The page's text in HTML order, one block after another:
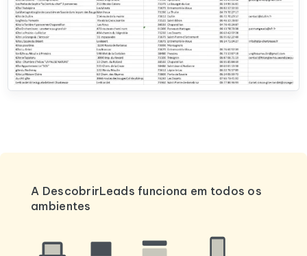
A DescobrirLeads funciona em todos os
ambientes